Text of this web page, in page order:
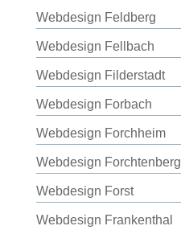
Webdesign Feldberg
Webdesign Fellbach
Webdesign Filderstadt
Webdesign Forbach
Webdesign Forchheim
Webdesign Forchtenberg
Webdesign Forst
Webdesign Frankenthal